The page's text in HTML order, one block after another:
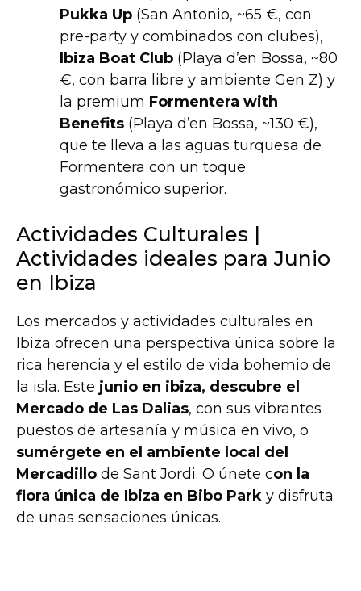
Pukka Up (San Antonio, ~65 €, con
pre-party y combinados con clubes),
Ibiza Boat Club (Playa d’en Bossa, ~80
€, con barra libre y ambiente Gen Z) y
la premium Formentera with
Benefits (Playa d’en Bossa, ~130 €),
que te lleva a las aguas turquesa de
Formentera con un toque
gastronómico superior.
Actividades Culturales |
Actividades ideales para Junio
en Ibiza
Los mercados y actividades culturales en
Ibiza ofrecen una perspectiva única sobre la
rica herencia y el estilo de vida bohemio de
la isla. Este junio en ibiza, descubre el
Mercado de Las Dalias, con sus vibrantes
puestos de artesanía y música en vivo, o
sumérgete en el ambiente local del
Mercadillo de Sant Jordi. O únete con la
flora única de Ibiza en Bibo Park y disfruta
de unas sensaciones únicas.